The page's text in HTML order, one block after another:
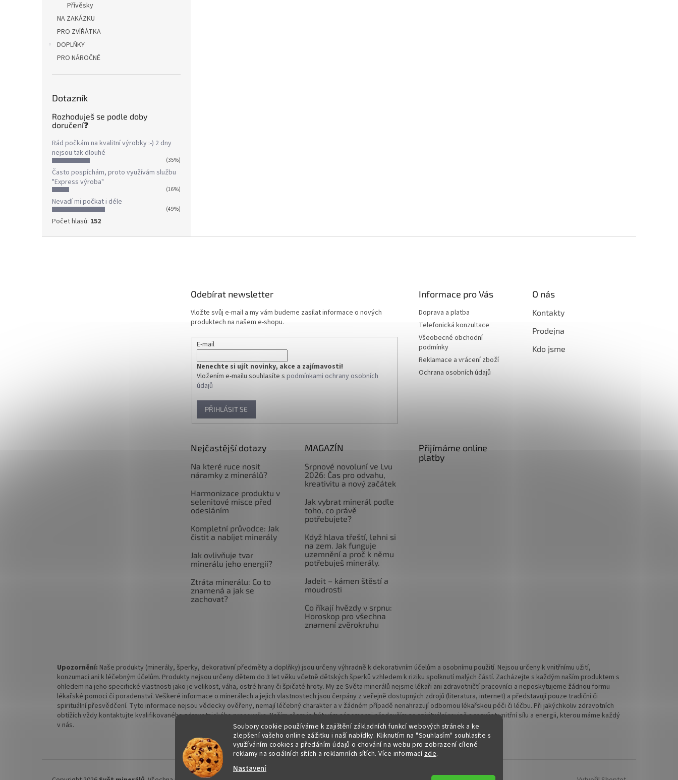
Soubory cookie používáme k zajištění základních funkcí webových stránek a ke
zlepšení vašeho online zážitku i naší nabídky. Kliknutím na "Souhlasím" souhlasíte s
využíváním cookies a předáním údajů o chování na webu pro zobrazení cílené
reklamy na sociálních sítích a reklamních sítích. Více informací zde.
Nastavení
Přívěsky
NA ZAKÁZKU
PRO ZVÍŘÁTKA
DOPLŇKY
PRO NÁROČNÉ
Dotazník
Rozhoduješ se podle doby
doručení❓
Rád počkám na kvalitní výrobky :-) 2 dny
nejsou tak dlouhé
(35%)
Často pospíchám, proto využívám službu
"Express výroba"
(16%)
Nevadí mi počkat i déle
(49%)
Počet hlasů: 152
Odebírat newsletter
Vložte svůj e-mail a my vám budeme zasílat informace o nových
produktech na našem e-shopu.
E-mail
Nenechte si ujít novinky, akce a zajímavosti!
Vložením e-mailu souhlasíte s podmínkami ochrany osobních
údajů
PŘIHLÁSIT SE
Informace pro Vás
Doprava a platba
Telefonická konzultace
Všeobecné obchodní
podmínky
Reklamace a vrácení zboží
Ochrana osobních údajů
O nás
Kontakty
Prodejna
Kdo jsme
Nejčastější dotazy
Na které ruce nosit
náramky z minerálů?
Harmonizace produktu v
selenitové misce před
odesláním
Kompletní průvodce: Jak
čistit a nabíjet minerály
Jak ovlivňuje tvar
minerálu jeho energii?
Ztráta minerálu: Co to
znamená a jak se
zachovat?
MAGAZÍN
Srpnové novoluní ve Lvu
2026: Čas pro odvahu,
kreativitu a nový začátek
Jak vybrat minerál podle
toho, co právě
potřebujete?
Když hlava třeští, lehni si
na zem. Jak funguje
uzemnění a proč k němu
potřebuješ minerály.
Jadeit – kámen štěstí a
moudrosti
Co říkají hvězdy v srpnu:
Horoskop pro všechna
znamení zvěrokruhu
Přijímáme online
platby
Upozornění: Naše produkty (minerály, šperky, dekorativní předměty a doplňky) jsou určeny výhradně k dekorativním účelům a osobnímu použití. Nejsou určeny k vnitřnímu užití,
konzumaci ani k léčebným účelům. Produkty nejsou určeny dětem do 3 let věku včetně dětských šperků vzhledem k riziku spolknutí malých částí. Zacházejte s každým naším produktem s
ohledem na jeho specifické vlastnosti jako je velikost, váha, ostré hrany či špičaté hroty. My ze Světa minerálů nejsme lékaři ani zdravotničtí pracovníci a neposkytujeme žádnou formu
lékařské pomoci či poradenství. Veškeré informace o minerálech a jejich vlastnostech jsou čerpány z veřejně dostupných zdrojů (literatura, internet) a představují pouze tradiční či
spirituální přesvědčení. Tyto informace nejsou vědecky ověřeny, nemají léčebný charakter a v žádném případě nenahrazují odbornou lékařskou péči či léčbu. Při jakýchkoliv zdravotních
obtížích vždy kontaktujte kvalifikovaného zdravotnického pracovníka. Naším cílem je být vám nápomocni především na spirituální rovině a rozvíjet vnitřní sílu a energii, kterou máme každý
v nás.